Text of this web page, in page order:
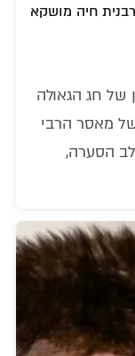
חיה מושקא
של חג הגאולה
של מאסר הרבי
הסערה,